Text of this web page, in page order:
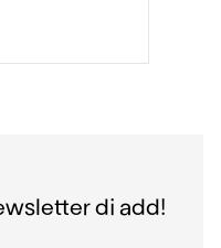
di add!